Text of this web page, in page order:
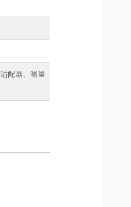
配器、测量